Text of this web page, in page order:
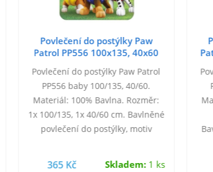
Povlečení do postýlky Paw
Patrol PP556 100x135, 40x60
Povlečení do postýlky Paw Patrol
PP556 baby 100/135, 40/60.
Materiál: 100% Bavlna. Rozměr:
1x 100/135, 1x 40/60 cm. Bavlněné
povlečení do postýlky, motiv
365 Kč Skladem:1 ks